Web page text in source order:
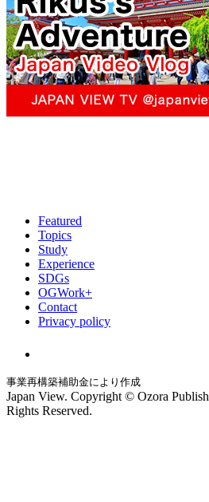
Featured
Topics
Study
Experience
SDGs
OGWork+
Contact
Privacy policy
事業再構築補助金により作成
Japan View. Copyright © Ozora
Rights Reserved.